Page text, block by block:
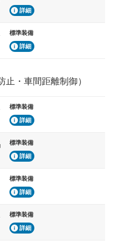
きを防止するためにレーンキー
れています
がら前車を追従するアダプティ
ールなどが装備されています。
めにインテリジェンスパーキン
たときに、運転者・同乗者を守
います。
詳細
標準装備
詳細
・車間距離制御）
標準装備
詳細
標準装備
詳細
標準装備
詳細
標準装備
詳細